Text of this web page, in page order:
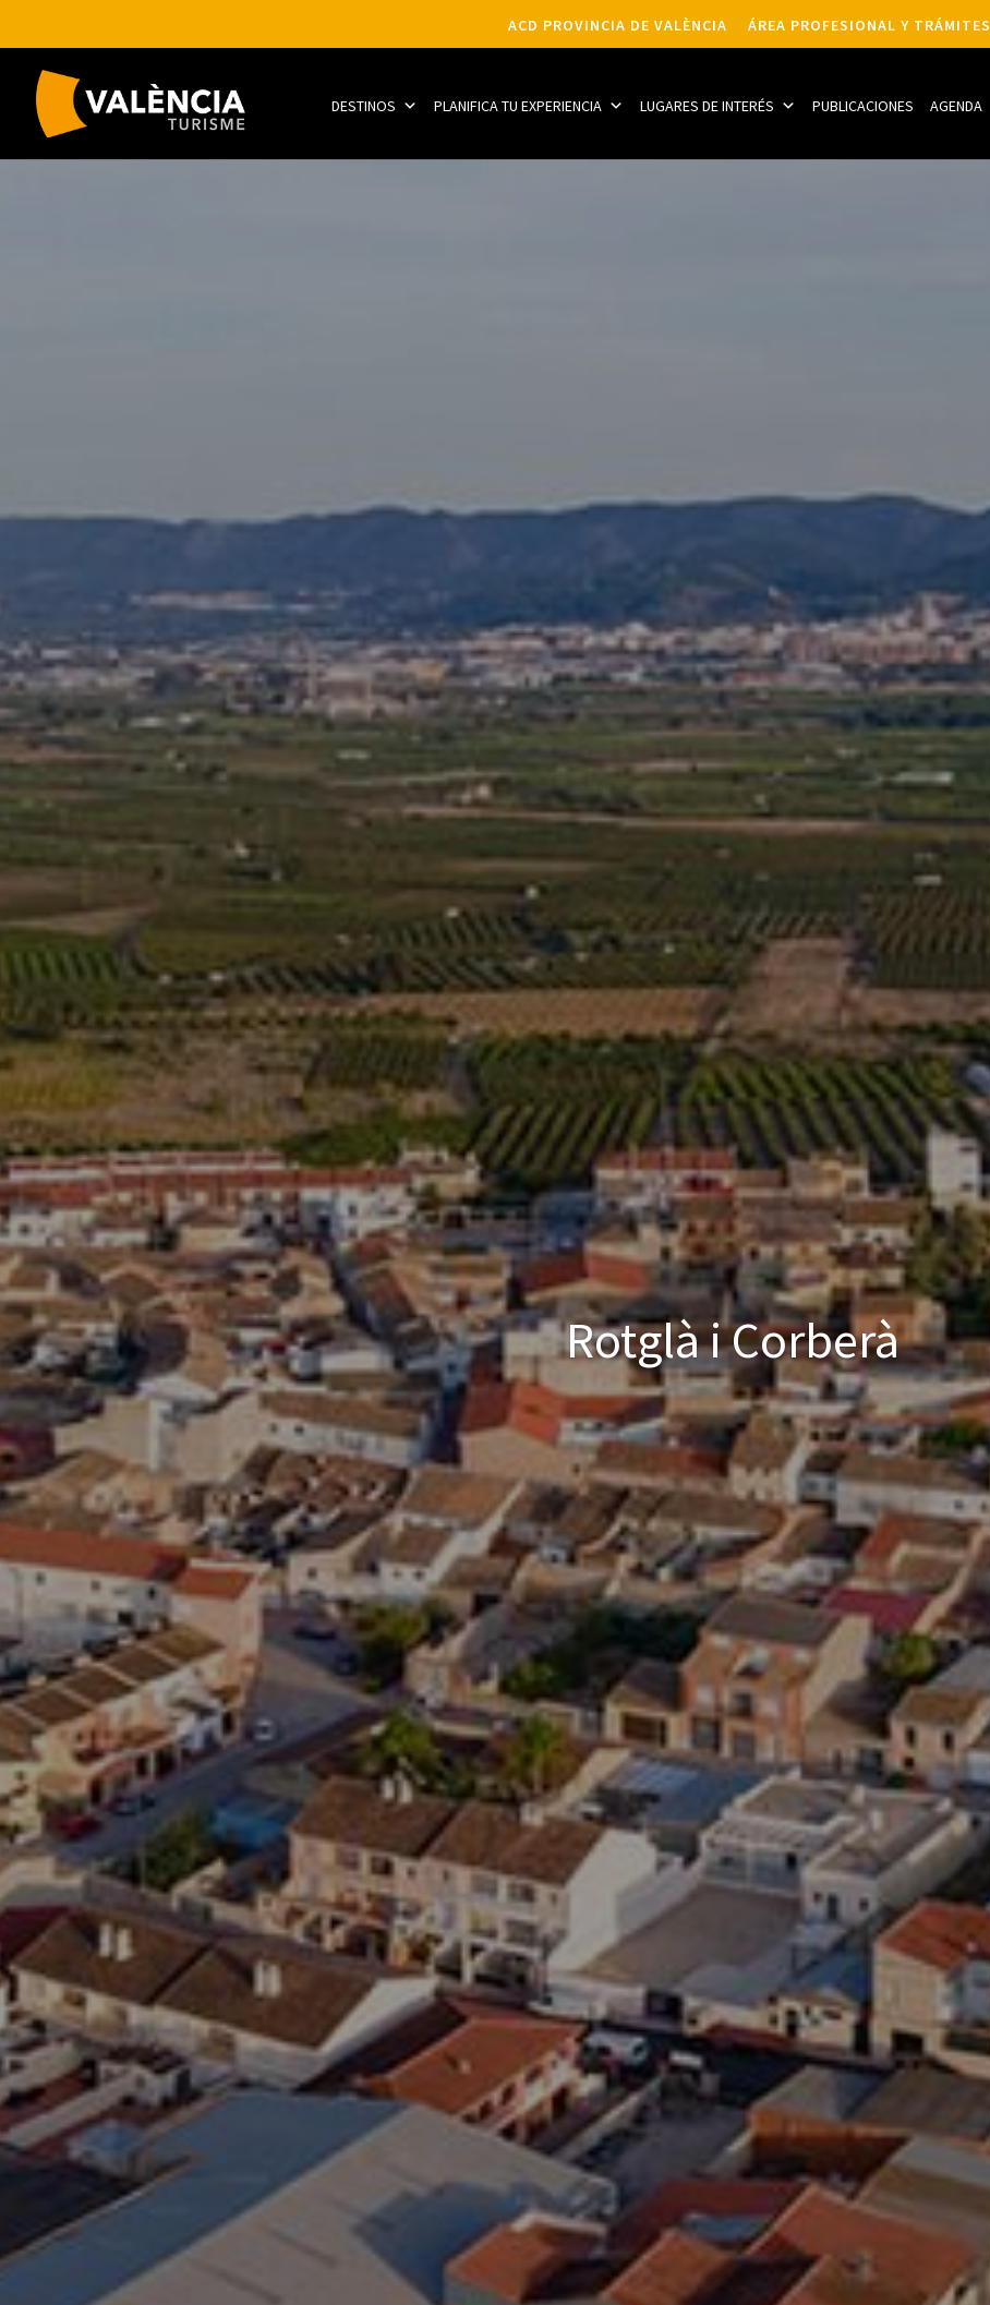
ACD PROVINCIA DE VALÈNCIA ÁREA PROFESIONAL Y TRÁMITES
DESTINOS PLANIFICA TU EXPERIENCIA LUGARES DE INTERÉS PUBLICACIONES AGENDA
Rotglà i Corberà